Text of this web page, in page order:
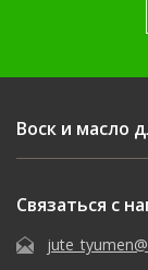
Воск и масло
Связаться с